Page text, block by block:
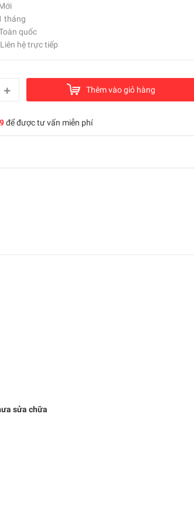
quốc
hệ trực tiếp
Thêm vào giỏ hàng
để được tư vấn miễn phí
sửa chữa